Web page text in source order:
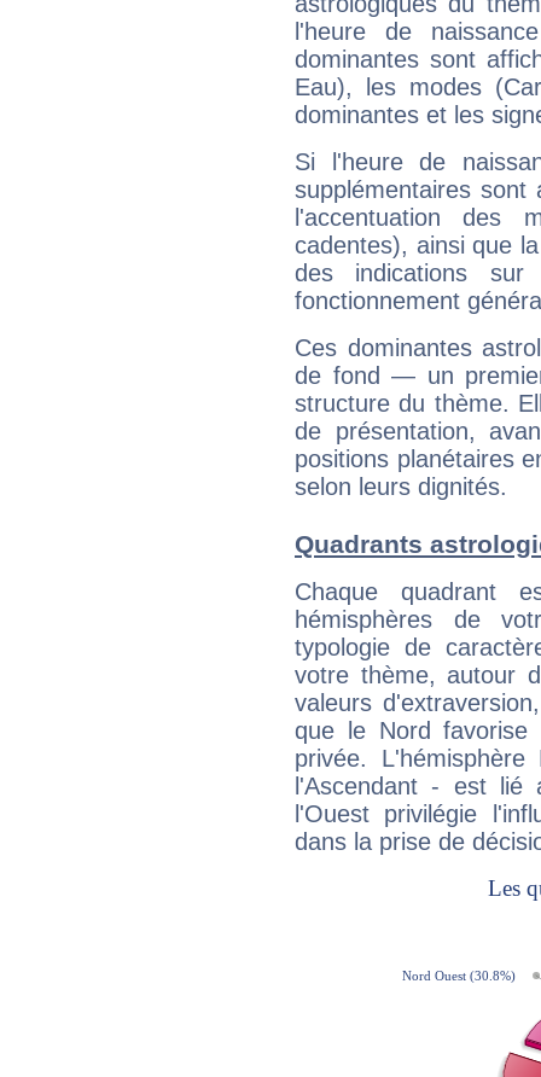
l'heure de
dominantes sont
Eau), les modes
dominantes et les
Si l'heure de
supplémentaires sont
l'accentuation des
cadentes), ainsi que
des indications sur
fonctionnement
Ces dominantes
de fond — un
structure du thème.
de présentation,
positions planétaires
selon leurs dignités.
Quadrants
Chaque quadrant
hémisphères de
typologie de
votre thème, autour
valeurs
que le Nord favorise
privée.
l'Ascendant - est
l'Ouest privilégie
dans la prise de